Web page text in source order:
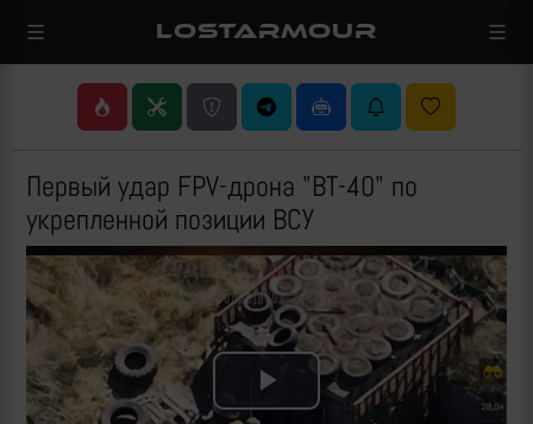
LOSTARMOUR
Первый удар FPV-дрона "ВТ-40" по
укрепленной позиции ВСУ
Play